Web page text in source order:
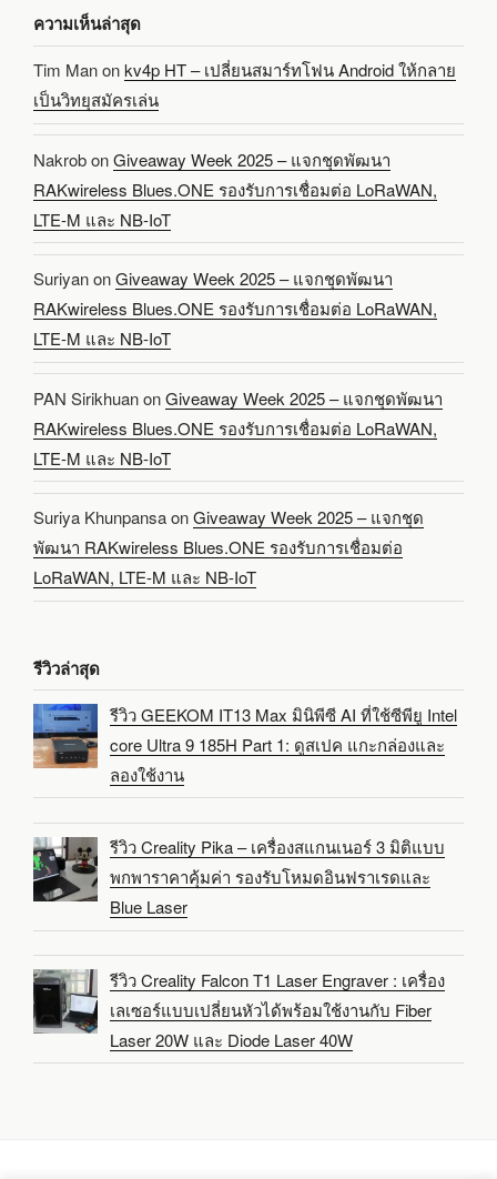
ความเห็นล่าสุด
Tim Manonkv4p HT – เปลี่ยนสมาร์ทโฟน Android ให้กลาย
เป็นวิทยุสมัครเล่น
NakrobonGiveaway Week 2025 – แจกชุดพัฒนา
RAKwireless Blues.ONE รองรับการเชื่อมต่อ LoRaWAN,
LTE-M และ NB-IoT
SuriyanonGiveaway Week 2025 – แจกชุดพัฒนา
RAKwireless Blues.ONE รองรับการเชื่อมต่อ LoRaWAN,
LTE-M และ NB-IoT
PAN SirikhuanonGiveaway Week 2025 – แจกชุดพัฒนา
RAKwireless Blues.ONE รองรับการเชื่อมต่อ LoRaWAN,
LTE-M และ NB-IoT
Suriya KhunpansaonGiveaway Week 2025 – แจกชุด
พัฒนา RAKwireless Blues.ONE รองรับการเชื่อมต่อ
LoRaWAN, LTE-M และ NB-IoT
รีวิวล่าสุด
รีวิว GEEKOM IT13 Max มินิพีซี AI ที่ใช้ซีพียู Intel
core Ultra 9 185H Part 1: ดูสเปค แกะกล่องและ
ลองใช้งาน
รีวิว Creality Pika – เครื่องสแกนเนอร์ 3 มิติแบบ
พกพาราคาคุ้มค่า รองรับโหมดอินฟราเรดและ
Blue Laser
รีวิว Creality Falcon T1 Laser Engraver : เครื่อง
เลเซอร์แบบเปลี่ยนหัวได้พร้อมใช้งานกับ Fiber
Laser 20W และ Diode Laser 40W